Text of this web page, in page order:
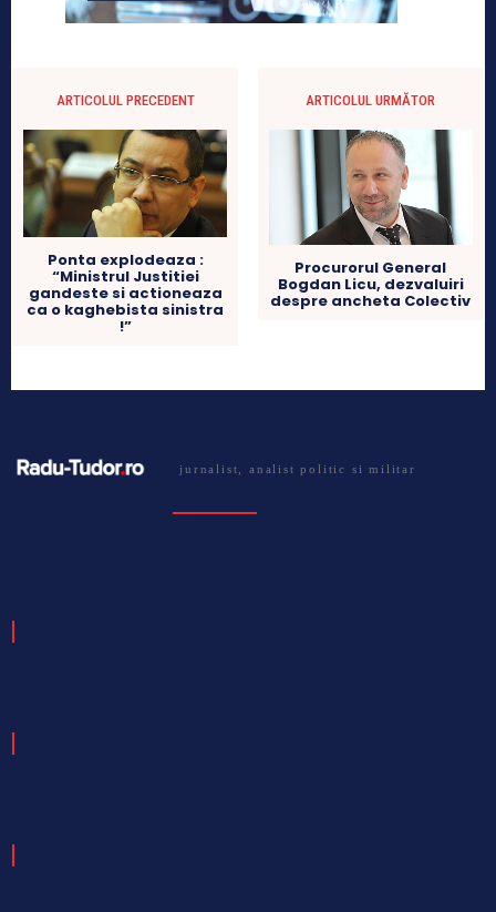
ARTICOLUL PRECEDENT
Ponta explodeaza :
“Ministrul Justitiei
gandeste si actioneaza
ca o kaghebista sinistra
!”
ARTICOLUL URMĂTOR
Procurorul General
Bogdan Licu, dezvaluiri
despre ancheta Colectiv
jurnalist, analist politic si militar